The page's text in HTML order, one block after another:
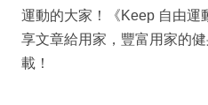
運動的大家！《Keep 自由運
享文章給用家，豐富用家的
載！